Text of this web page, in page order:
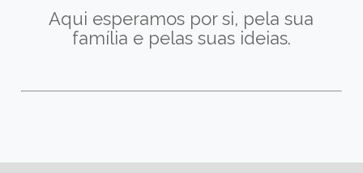
Aqui esperamos por si, pela sua
família e pelas suas ideias.